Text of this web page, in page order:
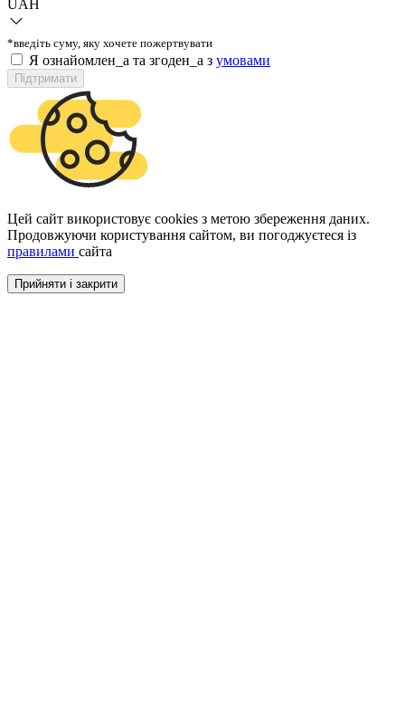
UAH
*введіть суму, яку хочете пожертвувати
Я ознайомлен_а та згоден_а з умовами
Підтримати
Цей сайт використовує cookies з метою збереження даних.
Продовжуючи користування сайтом, ви погоджуєтеся із
правилами сайта
Прийняти і закрити